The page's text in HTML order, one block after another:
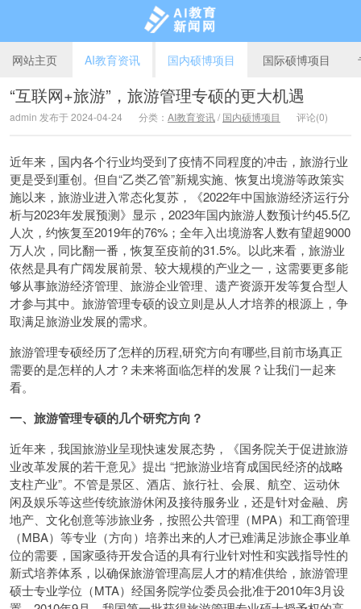
AI教育新闻网
网站主页 AI教育资讯 国内硕博项目 国际硕博项目
“互联网+旅游”，旅游管理专硕的更大机遇
admin 发布于 2024-04-24 分类： AI教育资讯/ 国内硕博项目 评论(0)
近年来，国内各个行业均受到了疫情不同程度的冲击，旅游行业
更是受到重创。但自“乙类乙管”新规实施、恢复出境游等政策实
施以来，旅游业进入常态化复苏，《2022年中国旅游经济运行分
析与2023年发展预测》显示，2023年国内旅游人数预计约45.5亿
人次，约恢复至2019年的76%；全年入出境游客人数有望超9000
万人次，同比翻一番，恢复至疫前的31.5%。以此来看，旅游业
依然是具有广阔发展前景、较大规模的产业之一，这需要更多能
够从事旅游经济管理、旅游企业管理、遗产资源开发等复合型人
才参与其中。旅游管理专硕的设立则是从人才培养的根源上，争
取满足旅游业发展的需求。
旅游管理专硕经历了怎样的历程,研究方向有哪些,目前市场真正
需要的是怎样的人才？未来将面临怎样的发展？让我们一起来
看。
一、旅游管理专硕的几个研究方向？
近年来，我国旅游业呈现快速发展态势，《国务院关于促进旅游
业改革发展的若干意见》提出 “把旅游业培育成国民经济的战略
支柱产业”。不管是景区、酒店、旅行社、会展、航空、运动休
闲及娱乐等这些传统旅游休闲及接待服务业，还是针对金融、房
地产、文化创意等涉旅业务，按照公共管理（MPA）和工商管理
（MBA）等专业（方向）培养出来的人才已难满足涉旅企事业单
位的需要，国家亟待开发合适的具有行业针对性和实践指导性的
新式培养体系，以确保旅游管理高层人才的精准供给，旅游管理
硕士专业学位（MTA）经国务院学位委员会批准于2010年3月设